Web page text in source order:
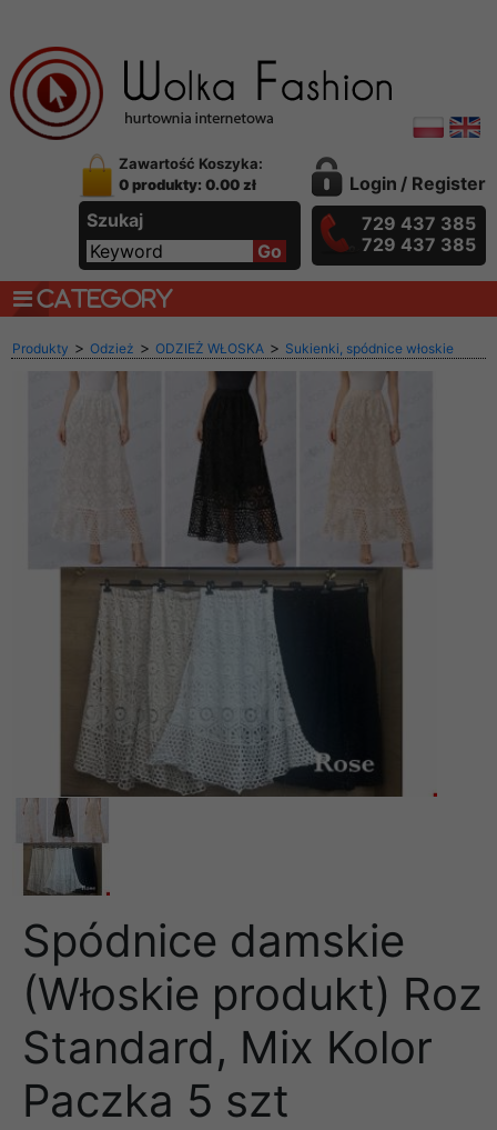
Zawartość Koszyka:
0 produkty: 0.00 zł
Szukaj
Login / Register
729 437 385
729 437 385
CATEGORY
Produkty > Odzież > ODZIEŻ WŁOSKA > Sukienki, spódnice włoskie
Spódnice damskie
(Włoskie produkt) Roz
Standard, Mix Kolor
Paczka 5 szt